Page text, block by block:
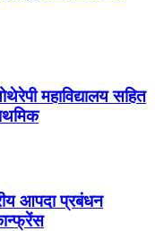
महाविद्यालय सहित
आपदा प्रबंधन